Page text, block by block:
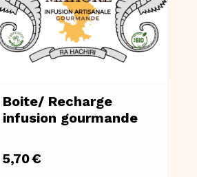
Boite/ Recharge
infusion gourmande
5,70€